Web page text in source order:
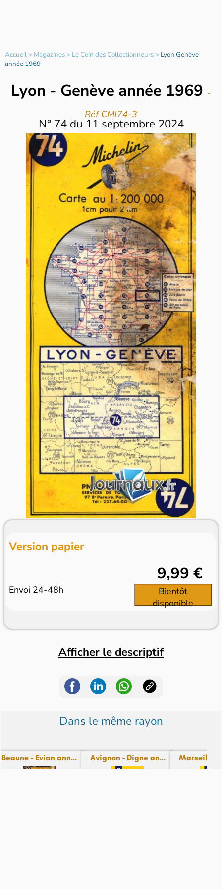
Accueil> Magazines> Le Coin des Collectionneurs> Lyon Genève
année 1969
Lyon - Genève année 1969 -
Réf CMI74-3
N° 74du 11 septembre 2024
Version papier
Envoi 24-48h
9,99 €
Bientôt
disponible
Afficher le descriptif
Dans le même rayon
Beaune - Evian ann... Avignon - Digne an... Marseille -